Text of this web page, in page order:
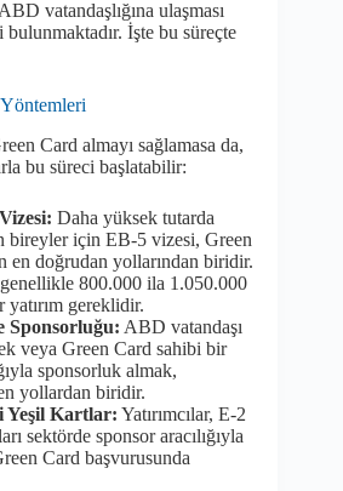
vatandaşlığına ulaşması
İşte bu süreçte
Card almayı sağlamasa da,
bu süreci başlatabilir:
Daha yüksek tutarda
bireyler için EB-5 vizesi, Green
en doğrudan yollarından biridir.
800.000 ila 1.050.000
yatırım gereklidir.
Sponsorluğu: ABD vatandaşı
veya Green Card sahibi bir
sponsorluk almak,
yollardan biridir.
Yeşil Kartlar: Yatırımcılar, E-2
sektörde sponsor aracılığıyla
Card başvurusunda